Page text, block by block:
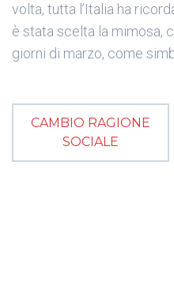
volta, tutta l’Italia ha
è stata scelta la mimosa,
giorni di marzo, come
CAMBIO RAGIONE
SOCIALE